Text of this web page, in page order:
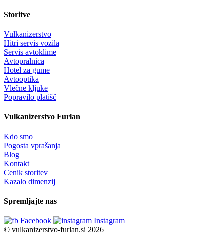
Storitve
Vulkanizerstvo
Hitri servis vozila
Servis avtoklime
Avtopralnica
Hotel za gume
Avtooptika
Vlečne kljuke
Popravilo platišč
Vulkanizerstvo Furlan
Kdo smo
Pogosta vprašanja
Blog
Kontakt
Cenik storitev
Kazalo dimenzij
Spremljajte nas
Facebook
Instagram
© vulkanizerstvo-furlan.si 2026